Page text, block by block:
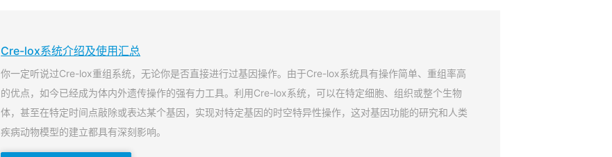
Cre-lox系统介绍及使用汇总
你一定听说过Cre-lox重组系统，无论你是否直接进行过基因操作。由于Cre-lox系统具有操作简单、重组率高
的优点，如今已经成为体内外遗传操作的强有力工具。利用Cre-lox系统，可以在特定细胞、组织或整个生物
体，甚至在特定时间点敲除或表达某个基因，实现对特定基因的时空特异性操作，这对基因功能的研究和人类
疾病动物模型的建立都具有深刻影响。